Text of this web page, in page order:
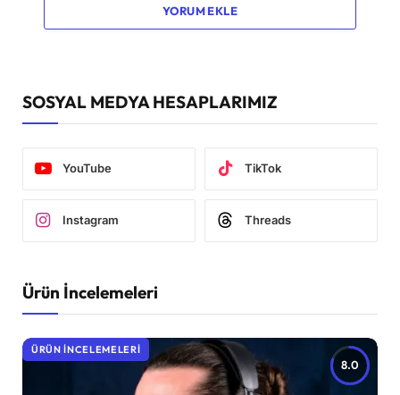
YORUM EKLE
SOSYAL MEDYA HESAPLARIMIZ
YouTube TikTok
Instagram Threads
Ürün İncelemeleri
8.0
ÜRÜN İNCELEMELERI